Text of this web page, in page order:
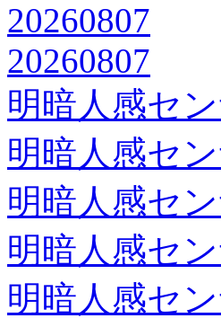
20260807
20260807
明暗人感セ
明暗人感セ
明暗人感セ
明暗人感セ
明暗人感セ